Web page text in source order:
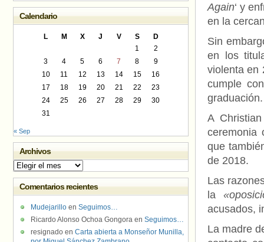
Again‘ y
en la
Sin
en los
violenta en
cumple
graduación.
A
ceremonia
que
de 2018.
Las
la
acusados,
La madre
Calendario
L M X J V S
D
1
2
3
4 5 6 7 8
9
10
11 12 13 14 15
16
17
18 19 20 21 22
23
24
25 26 27 28 29
30
31
« Sep
Archivos
Archivos
Comentarios recientes
Mudejarillo en Seguimos…
Ricardo Alonso Ochoa Gongora en Seguimos…
resignado en Carta abierta a Monseñor Munilla,